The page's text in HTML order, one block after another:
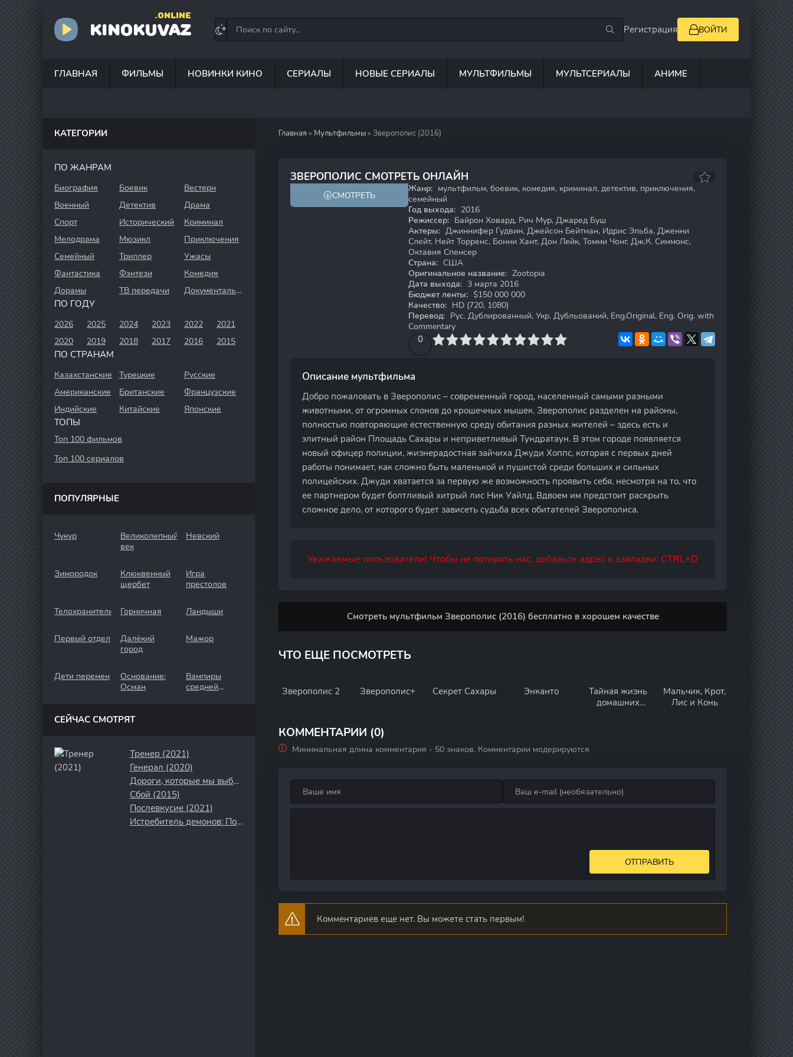
KINOKUVAZ
.ONLINE
Регистрация ВОЙТИ
ГЛАВНАЯ ФИЛЬМЫ НОВИНКИ КИНО СЕРИАЛЫ НОВЫЕ СЕРИАЛЫ МУЛЬТФИЛЬМЫ МУЛЬТСЕРИАЛЫ АНИМЕ
Главная » Мультфильмы » Зверополис (2016)
ЗВЕРОПОЛИС СМОТРЕТЬ ОНЛАЙН
8.3 80
СМОТРЕТЬ
Жанр: мультфильм, боевик, комедия, криминал, детектив, приключения,
семейный
Год выхода: 2016
Режиссер: Байрон Ховард, Рич Мур, Джаред Буш
Актеры: Джиннифер Гудвин, Джейсон Бейтман, Идрис Эльба, Дженни
Слейт, Нейт Торренс, Бонни Хант, Дон Лейк, Томми Чонг, Дж.К. Симмонс,
Октавия Спенсер
Страна: США
Оригинальное название: Zootopia
Дата выхода: 3 марта 2016
Бюджет ленты: $150 000 000
Качество: HD (720, 1080)
Перевод: Рус. Дублированный, Укр. Дубльований, Eng.Original, Eng. Orig. with
Commentary
0
4 6 7 8 9 10
Описание мультфильма
Добро пожаловать в Зверополис – современный город, населенный самыми разными
животными, от огромных слонов до крошечных мышек. Зверополис разделен на районы,
полностью повторяющие естественную среду обитания разных жителей – здесь есть и
элитный район Площадь Сахары и неприветливый Тундратаун. В этом городе появляется
новый офицер полиции, жизнерадостная зайчиха Джуди Хоппс, которая с первых дней
работы понимает, как сложно быть маленькой и пушистой среди больших и сильных
полицейских. Джуди хватается за первую же возможность проявить себя, несмотря на то, что
ее партнером будет болтливый хитрый лис Ник Уайлд. Вдвоем им предстоит раскрыть
сложное дело, от которого будет зависеть судьба всех обитателей Зверополиса.
Уважаемые пользователи! Чтобы не потерять нас, добавьте адрес в закладки: CTRL+D
Смотреть мультфильм Зверополис (2016) бесплатно в хорошем качестве
ЧТО ЕЩЕ ПОСМОТРЕТЬ
Зверополис 2 Зверополис+ Секрет Сахары Энканто
Тайная жизнь
домашних
Мальчик, Крот,
Лис и Конь
КОММЕНТАРИИ (0)
Минимальная длина комментария - 50 знаков. Комментарии модерируются
ОТПРАВИТЬ
Комментариев еще нет. Вы можете стать первым!
КАТЕГОРИИ
ПО ЖАНРАМ
Биография Боевик
Вестерн
Военный
Детектив
Драма
Спорт
Исторический
Криминал
Мелодрама
Мюзикл
Приключения
Семейный
Триллер
Ужасы
Фантастика
Фэнтези
Комедия
Дорамы
ТВ передачи Документальный
ПО ГОДУ
2026 2025 2024 2023 2022
2021
2020
2019 2018 2017 2016 2015
ПО СТРАНАМ
Казахстанские Турецкие
Русские
Американские
Британские
Французские
Индийские
Китайские Японские
ТОПЫ
Топ 100 фильмов
Топ 100 сериалов
ПОПУЛЯРНЫЕ
Чукур
Великолепный
век
Невский
Зимородок
Клюквенный
щербет
Игра
престолов
Телохранители Горничная Ландыши
Первый отдел
Далёкий
город
Мажор
Дети перемен
Основание:
Осман
Вампиры
средней
СЕЙЧАС СМОТРЯТ
Тренер (2021)
Генерал (2020)
Дороги, которые мы выбираем (2001)
Сбой (2015)
Послевкусие (2021)
Истребитель демонов: Поезд «Бесконечный» (2021)